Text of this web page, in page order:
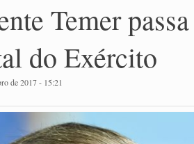
Temer
do Exército
de 2017 - 15:21